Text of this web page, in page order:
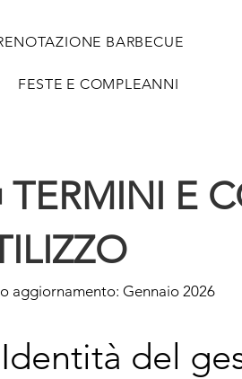
BARBECUE
FESTE E COMPLEANNI
TERMINI E
aggiornamento: Gennaio 2026
del